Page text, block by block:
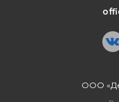
ООО